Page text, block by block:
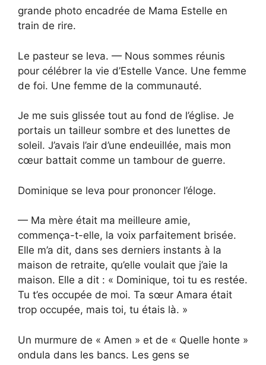
grande photo encadrée de Mama Estelle en
train de rire.
Le pasteur se leva. — Nous sommes réunis
pour célébrer la vie d’Estelle Vance. Une femme
de foi. Une femme de la communauté.
Je me suis glissée tout au fond de l’église. Je
portais un tailleur sombre et des lunettes de
soleil. J’avais l’air d’une endeuillée, mais mon
cœur battait comme un tambour de guerre.
Dominique se leva pour prononcer l’éloge.
— Ma mère était ma meilleure amie,
commença-t-elle, la voix parfaitement brisée.
Elle m’a dit, dans ses derniers instants à la
maison de retraite, qu’elle voulait que j’aie la
maison. Elle a dit : « Dominique, toi tu es restée.
Tu t’es occupée de moi. Ta sœur Amara était
trop occupée, mais toi, tu étais là. »
Un murmure de « Amen » et de « Quelle honte »
ondula dans les bancs. Les gens se